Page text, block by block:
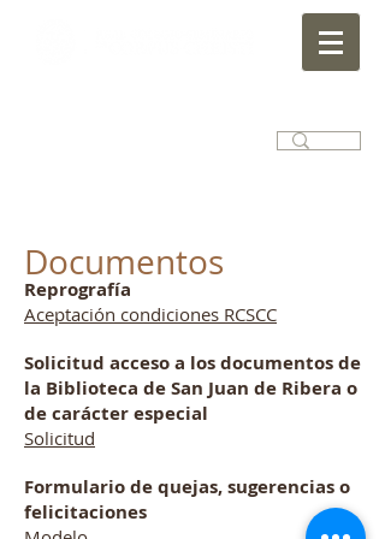
Documentos
Reprografía
Aceptación condiciones RCSCC
Solicitud acceso a los documentos de
la Biblioteca de San Juan de Ribera o
de carácter especial
Solicitud
Formulario de quejas, sugerencias o
felicitaciones